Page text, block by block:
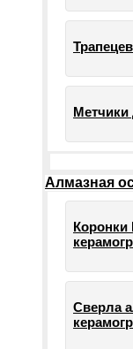
Метчики
Алмазная
Коронки
Сверла